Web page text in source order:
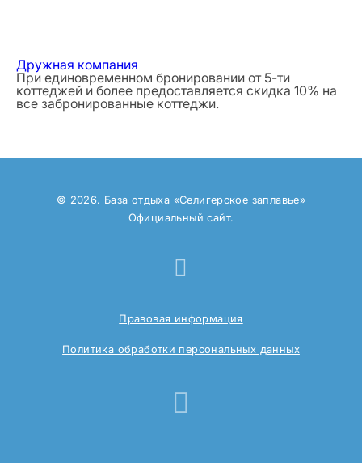
Дружная компания
При единовременном бронировании от 5-ти
коттеджей и более предоставляется скидка 10% на
все забронированные коттеджи.
© 2026. База отдыха «Селигерское заплавье»
Официальный сайт.
Правовая информация
Политика обработки персональных данных